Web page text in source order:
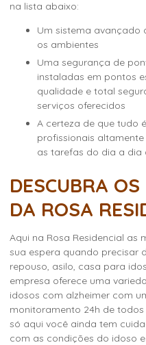
na lista abaixo:
um sistema avançado de monitoramento 24h de todos
os ambientes
uma segurança de ponta, garantida por 42 câmeras
instaladas em pontos
qualidade e total
serviços oferecidos
a certeza de que tudo é aplicado e supervisionado por
profissionais
as tarefas do dia a dia
DESCUBRA
DA ROSA
Aqui na Rosa Residencial as
sua espera quando precisar
repouso, asilo, casa para
empresa oferece uma
idosos com alzheimer com
monitoramento 24h de todos
só aqui você ainda tem
com as condições do idoso